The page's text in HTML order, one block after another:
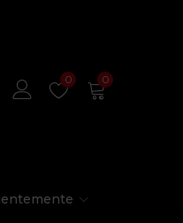
0 0